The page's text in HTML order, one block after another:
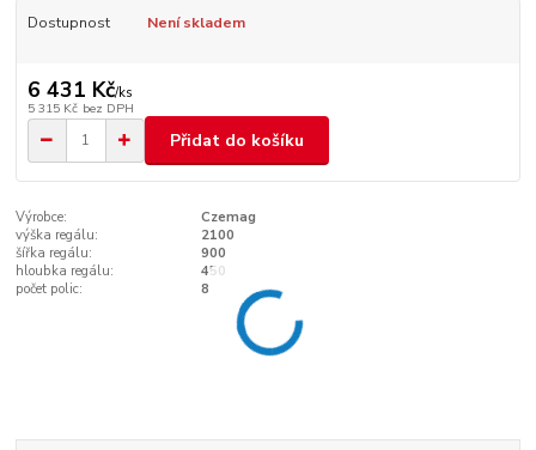
Dostupnost Není skladem
6 431 Kč/ks
5 315 Kč bez DPH
Přidat do košíku
Výrobce:
Czemag
výška regálu:
2100
šířka regálu:
900
hloubka regálu:
450
počet polic:
8